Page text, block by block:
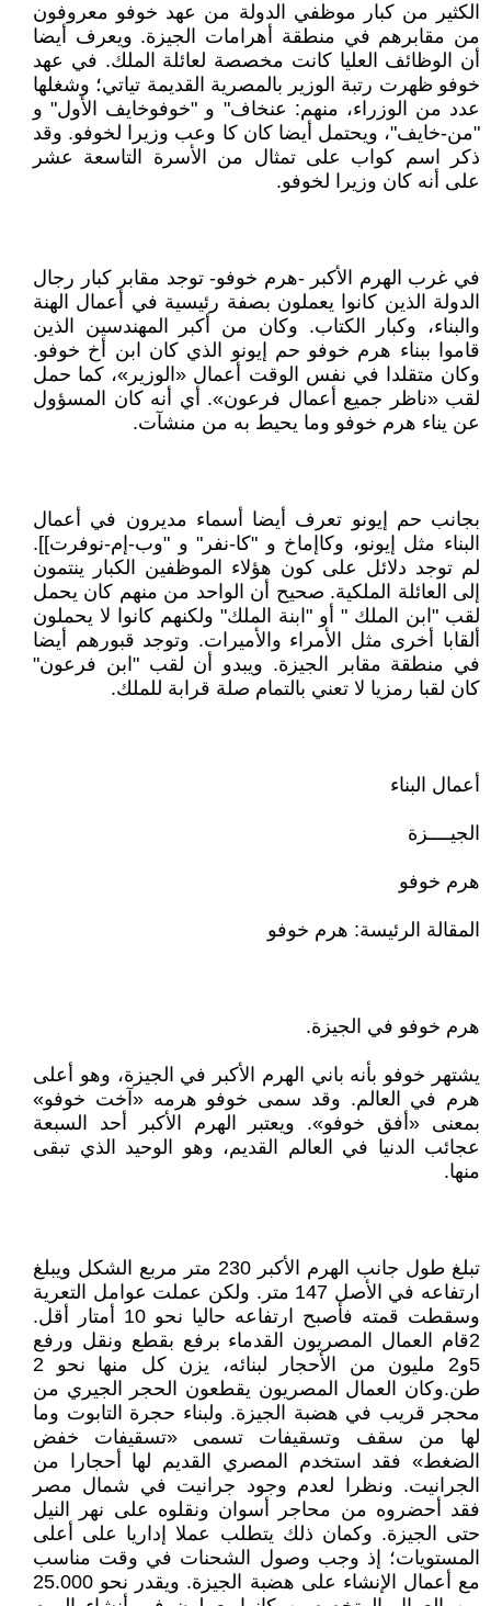
الكثير من كبار موظفي الدولة من عهد خوفو معروفون
من مقابرهم في منطقة أهرامات الجيزة. ويعرف أيضا
أن الوظائف العليا كانت مخصصة لعائلة الملك. في عهد
خوفو ظهرت رتبة الوزير بالمصرية القديمة تياتي؛ وشغلها
عدد من الوزراء، منهم: عنخاف" و "خوفوخايف الأول" و
"من-خايف"، ويحتمل أيضا كان كا وعب وزيرا لخوفو. وقد
ذكر اسم كواب على تمثال من الأسرة التاسعة عشر
على أنه كان وزيرا لخوفو.
في غرب الهرم الأكبر -هرم خوفو- توجد مقابر كبار رجال
الدولة الذين كانوا يعملون بصفة رئيسية في أعمال الهنة
والبناء، وكبار الكتاب. وكان من أكبر المهندسين الذين
قاموا ببناء هرم خوفو حم إيونو الذي كان ابن أخ خوفو.
وكان متقلدا في نفس الوقت أعمال «الوزير»، كما حمل
لقب «ناظر جميع أعمال فرعون». أي أنه كان المسؤول
عن يناء هرم خوفو وما يحيط به من منشآت.
بجانب حم إيونو تعرف أيضا أسماء مديرون في أعمال
البناء مثل إيونو، وكاإماخ و "كا-نفر" و "وب-إم-نوفرت]].
لم توجد دلائل على كون هؤلاء الموظفين الكبار ينتمون
إلى العائلة الملكية. صحيح أن الواحد من منهم كان يحمل
لقب "ابن الملك " أو "ابنة الملك" ولكنهم كانوا لا يحملون
ألقابا أخرى مثل الأمراء والأميرات. وتوجد قبورهم أيضا
في منطقة مقابر الجيزة. ويبدو أن لقب "ابن فرعون"
كان لقبا رمزيا لا تعني بالتمام صلة قرابة للملك.
أعمال البناء
الجيــــزة
هرم خوفو
المقالة الرئيسة: هرم خوفو
هرم خوفو في الجيزة.
يشتهر خوفو بأنه باني الهرم الأكبر في الجيزة، وهو أعلى
هرم في العالم. وقد سمى خوفو هرمه «آخت خوفو»
بمعنى «أفق خوفو». ويعتبر الهرم الأكبر أحد السبعة
عجائب الدنيا في العالم القديم، وهو الوحيد الذي تبقى
منها.
تبلغ طول جانب الهرم الأكبر 230 متر مربع الشكل ويبلغ
ارتفاعه في الأصل 147 متر. ولكن عملت عوامل التعرية
وسقطت قمته فأصبح ارتفاعه حاليا نحو 10 أمتار أقل.
2قام العمال المصريون القدماء برفع بقطع ونقل ورفع
5و2 مليون من الأحجار لبنائه، يزن كل منها نحو 2
طن.وكان العمال المصريون يقطعون الحجر الجيري من
محجر قريب في هضبة الجيزة. ولبناء حجرة التابوت وما
لها من سقف وتسقيفات تسمى «تسقيفات خفض
الضغط» فقد استخدم المصري القديم لها أحجارا من
الجرانيت. ونظرا لعدم وجود جرانيت في شمال مصر
فقد أحضروه من محاجر أسوان ونقلوه على نهر النيل
حتى الجيزة. وكمان ذلك يتطلب عملا إداريا على أعلى
المستويات؛ إذ وجب وصول الشحنات في وقت مناسب
مع أعمال الإنشاء على هضبة الجيزة. ويقدر نحو 25.000